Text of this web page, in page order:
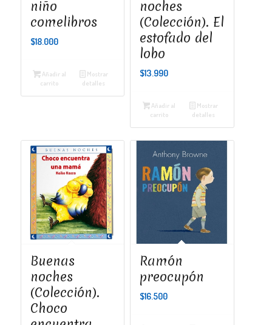
niño
comelibros
$18.000
Añadir al
carrito
Mostrar
detalles
noches
(Colección). El
estofado del
lobo
$13.990
Añadir al
carrito
Mostrar
detalles
Buenas
noches
(Colección).
Choco
Ramón
preocupón
$16.500